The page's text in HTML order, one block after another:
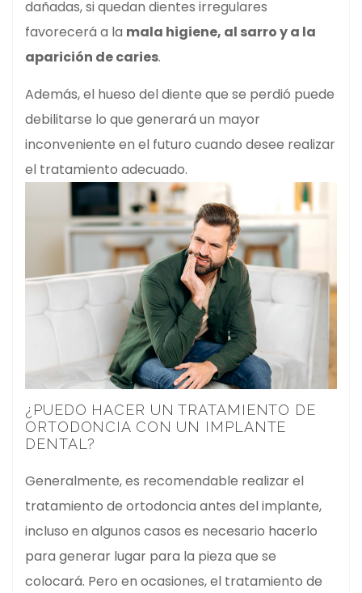
dañadas, si quedan dientes irregulares
favorecerá a la mala higiene, al sarro y a la
aparición de caries.
Además, el hueso del diente que se perdió puede
debilitarse lo que generará un mayor
inconveniente en el futuro cuando desee realizar
el tratamiento adecuado.
¿PUEDO HACER UN TRATAMIENTO DE
ORTODONCIA CON UN IMPLANTE
DENTAL?
Generalmente, es recomendable realizar el
tratamiento de ortodoncia antes del implante,
incluso en algunos casos es necesario hacerlo
para generar lugar para la pieza que se
colocará. Pero en ocasiones, el tratamiento de